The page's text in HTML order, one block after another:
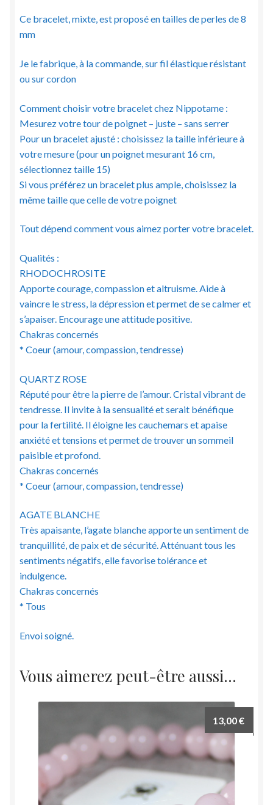
Ce bracelet, mixte, est proposé en tailles de perles de 8
mm
Je le fabrique, à la commande, sur fil élastique résistant
ou sur cordon
Comment choisir votre bracelet chez Nippotame :
Mesurez votre tour de poignet – juste – sans serrer
Pour un bracelet ajusté : choisissez la taille inférieure à
votre mesure (pour un poignet mesurant 16 cm,
sélectionnez taille 15)
Si vous préférez un bracelet plus ample, choisissez la
même taille que celle de votre poignet
Tout dépend comment vous aimez porter votre bracelet.
Qualités :
RHODOCHROSITE
Apporte courage, compassion et altruisme. Aide à
vaincre le stress, la dépression et permet de se calmer et
s’apaiser. Encourage une attitude positive.
Chakras concernés
* Coeur (amour, compassion, tendresse)
QUARTZ ROSE
Réputé pour être la pierre de l’amour. Cristal vibrant de
tendresse. Il invite à la sensualité et serait bénéfique
pour la fertilité. Il éloigne les cauchemars et apaise
anxiété et tensions et permet de trouver un sommeil
paisible et profond.
Chakras concernés
* Coeur (amour, compassion, tendresse)
AGATE BLANCHE
Très apaisante, l’agate blanche apporte un sentiment de
tranquillité, de paix et de sécurité. Atténuant tous les
sentiments négatifs, elle favorise tolérance et
indulgence.
Chakras concernés
* Tous
Envoi soigné.
Vous aimerez peut-être aussi…
13,00€